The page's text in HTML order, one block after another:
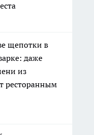
щепотки в
даже
из
ресторанным